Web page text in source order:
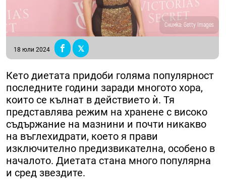
Снимка: Getty Images
18 юли 2024
Кето диетата придоби голяма популярност
последните години заради многото хора,
които се кълнат в действието ѝ. Тя
представлява режим на хранене с високо
съдържание на мазнини и почти никакво
на въглехидрати, което я прави
изключително предизвикателна, особено в
началото. Диетата стана много популярна
и сред звездите.